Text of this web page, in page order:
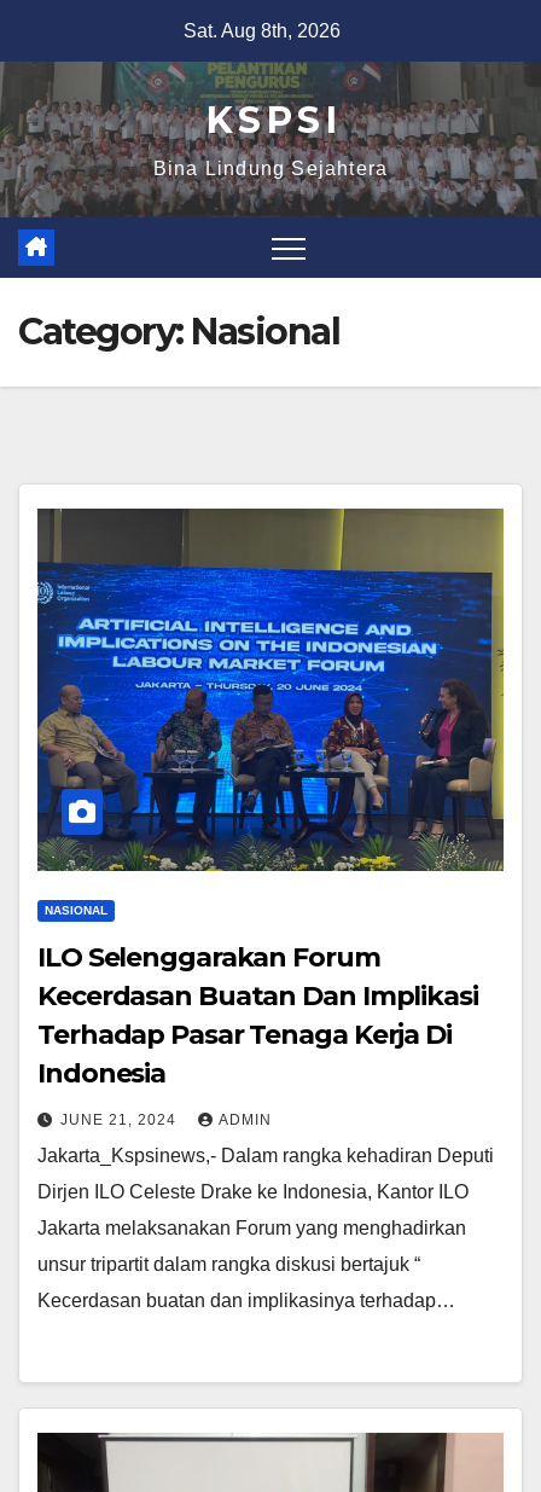
Sat. Aug 8th, 2026
K S P S I
Bina Lindung Sejahtera
Category: Nasional
NASIONAL
ILO Selenggarakan Forum
Kecerdasan Buatan Dan Implikasi
Terhadap Pasar Tenaga Kerja Di
Indonesia
JUNE 21, 2024 ADMIN
Jakarta_Kspsinews,- Dalam rangka kehadiran Deputi
Dirjen ILO Celeste Drake ke Indonesia, Kantor ILO
Jakarta melaksanakan Forum yang menghadirkan
unsur tripartit dalam rangka diskusi bertajuk “
Kecerdasan buatan dan implikasinya terhadap…